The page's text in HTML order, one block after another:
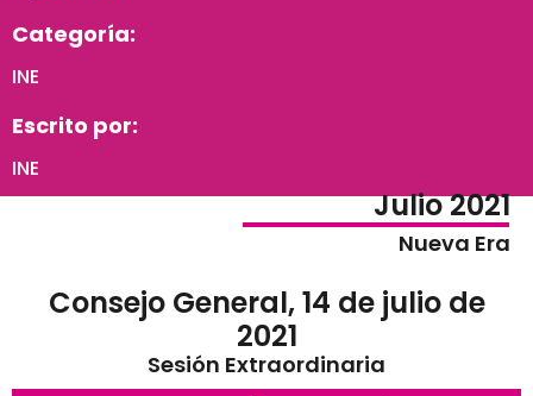
Categoría:
INE
Escrito por:
INE
Julio 2021
Nueva Era
Consejo General, 14 de julio de
2021
Sesión Extraordinaria